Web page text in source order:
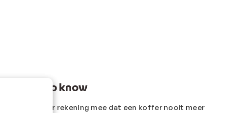
Good to know
Houd er rekening mee dat een koffer nooit meer